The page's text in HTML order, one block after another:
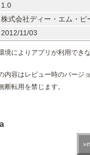
1.0
株式会社ディー・エム・ピ
2012/11/03
境によりアプリが利用でき
容はレビュー時のバージョ
転用を禁じます。